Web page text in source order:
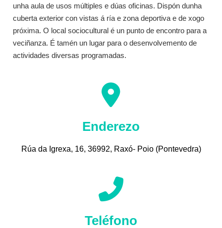
unha aula de usos múltiples e dúas oficinas. Dispón dunha
cuberta exterior con vistas á ría e zona deportiva e de xogo
próxima. O local sociocultural é un punto de encontro para a
veciñanza. É tamén un lugar para o desenvolvemento de
actividades diversas programadas.
Enderezo
Rúa da Igrexa, 16, 36992, Raxó- Poio (Pontevedra)
Teléfono